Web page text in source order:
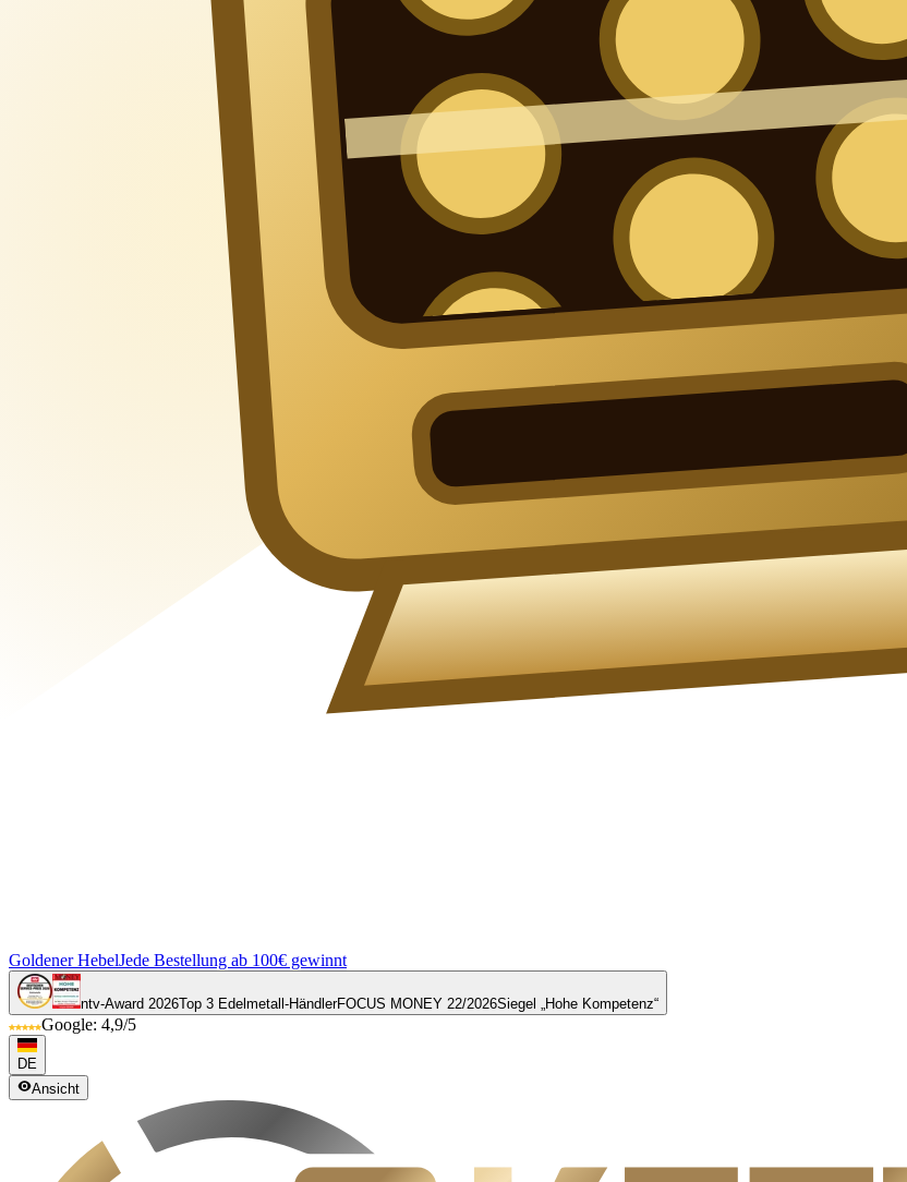
Goldener HebelJede Bestellung ab 100€ gewinnt
ntv-Award 2026Top 3 Edelmetall-HändlerFOCUS MONEY 22/2026Siegel „Hohe Kompetenz“
Google: 4,9/5
DE
Ansicht